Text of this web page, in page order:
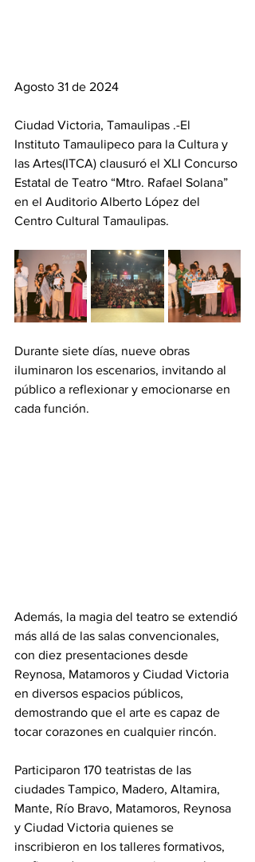
Agosto 31 de 2024
Ciudad Victoria, Tamaulipas .-El
Instituto Tamaulipeco para la Cultura y
las Artes(ITCA) clausuró el XLI Concurso
Estatal de Teatro “Mtro. Rafael Solana”
en el Auditorio Alberto López del
Centro Cultural Tamaulipas.
Durante siete días, nueve obras
iluminaron los escenarios, invitando al
público a reflexionar y emocionarse en
cada función.
Además, la magia del teatro se extendió
más allá de las salas convencionales,
con diez presentaciones desde
Reynosa, Matamoros y Ciudad Victoria
en diversos espacios públicos,
demostrando que el arte es capaz de
tocar corazones en cualquier rincón.
Participaron 170 teatristas de las
ciudades Tampico, Madero, Altamira,
Mante, Río Bravo, Matamoros, Reynosa
y Ciudad Victoria quienes se
inscribieron en los talleres formativos,